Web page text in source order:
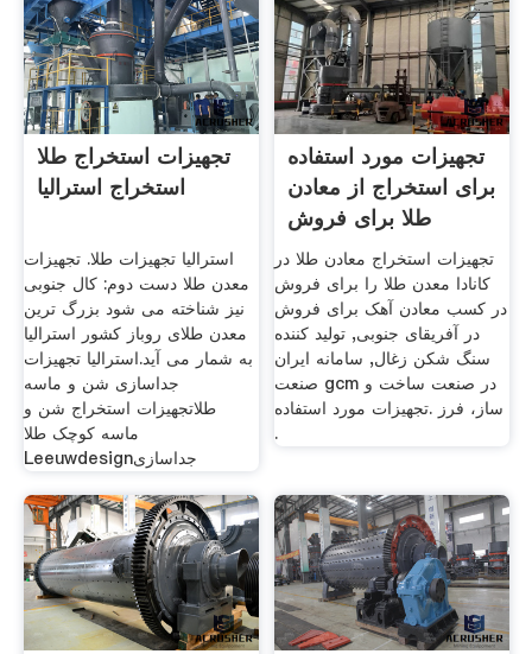
تجهیزات استخراج طلا
استخراج استرالیا
استرالیا تجهیزات طلا. تجهیزات
معدن طلا دست دوم: کال جنوبی
نیز شناخته می شود بزرگ ترین
معدن طلای روباز کشور استرالیا
به شمار می آید.استرالیا تجهیزات
جداسازی شن و ماسه
طلاتجهیزات استخراج شن و
ماسه کوچک طلا
Leeuwdesignجداسازی
تجهیزات مورد استفاده
برای استخراج از معادن
طلا برای فروش
تجهیزات استخراج معادن طلا در
کانادا معدن طلا را برای فروش
در کسب معادن آهک برای فروش
در آفریقای جنوبی, تولید کننده
سنگ شکن زغال, سامانه ایران
صنعت gcm در صنعت ساخت و
ساز، فرز .تجهیزات مورد استفاده
.